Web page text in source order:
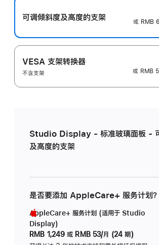
可调倾斜度及高‍度的支‍架
或 RMB
VESA 支架转换器
不含支架
或 RMB
Studio Display - 标准玻璃面板 -
及高度的支架
是否要添加 AppleCare+ 服务计划？
AppleCare+ 服务计划 (适用于 Studio
Display)
RMB 1,249 或 RMB 53/月 (24 期)